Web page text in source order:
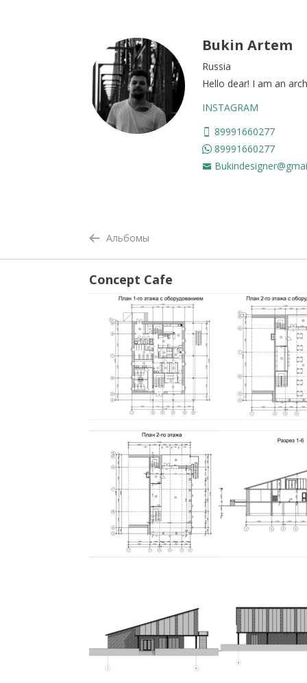
Bukin Artem
Russia
Hello dear! I am an
INSTAGRAM
89991660277
89991660277
Альбомы
Concept Cafe